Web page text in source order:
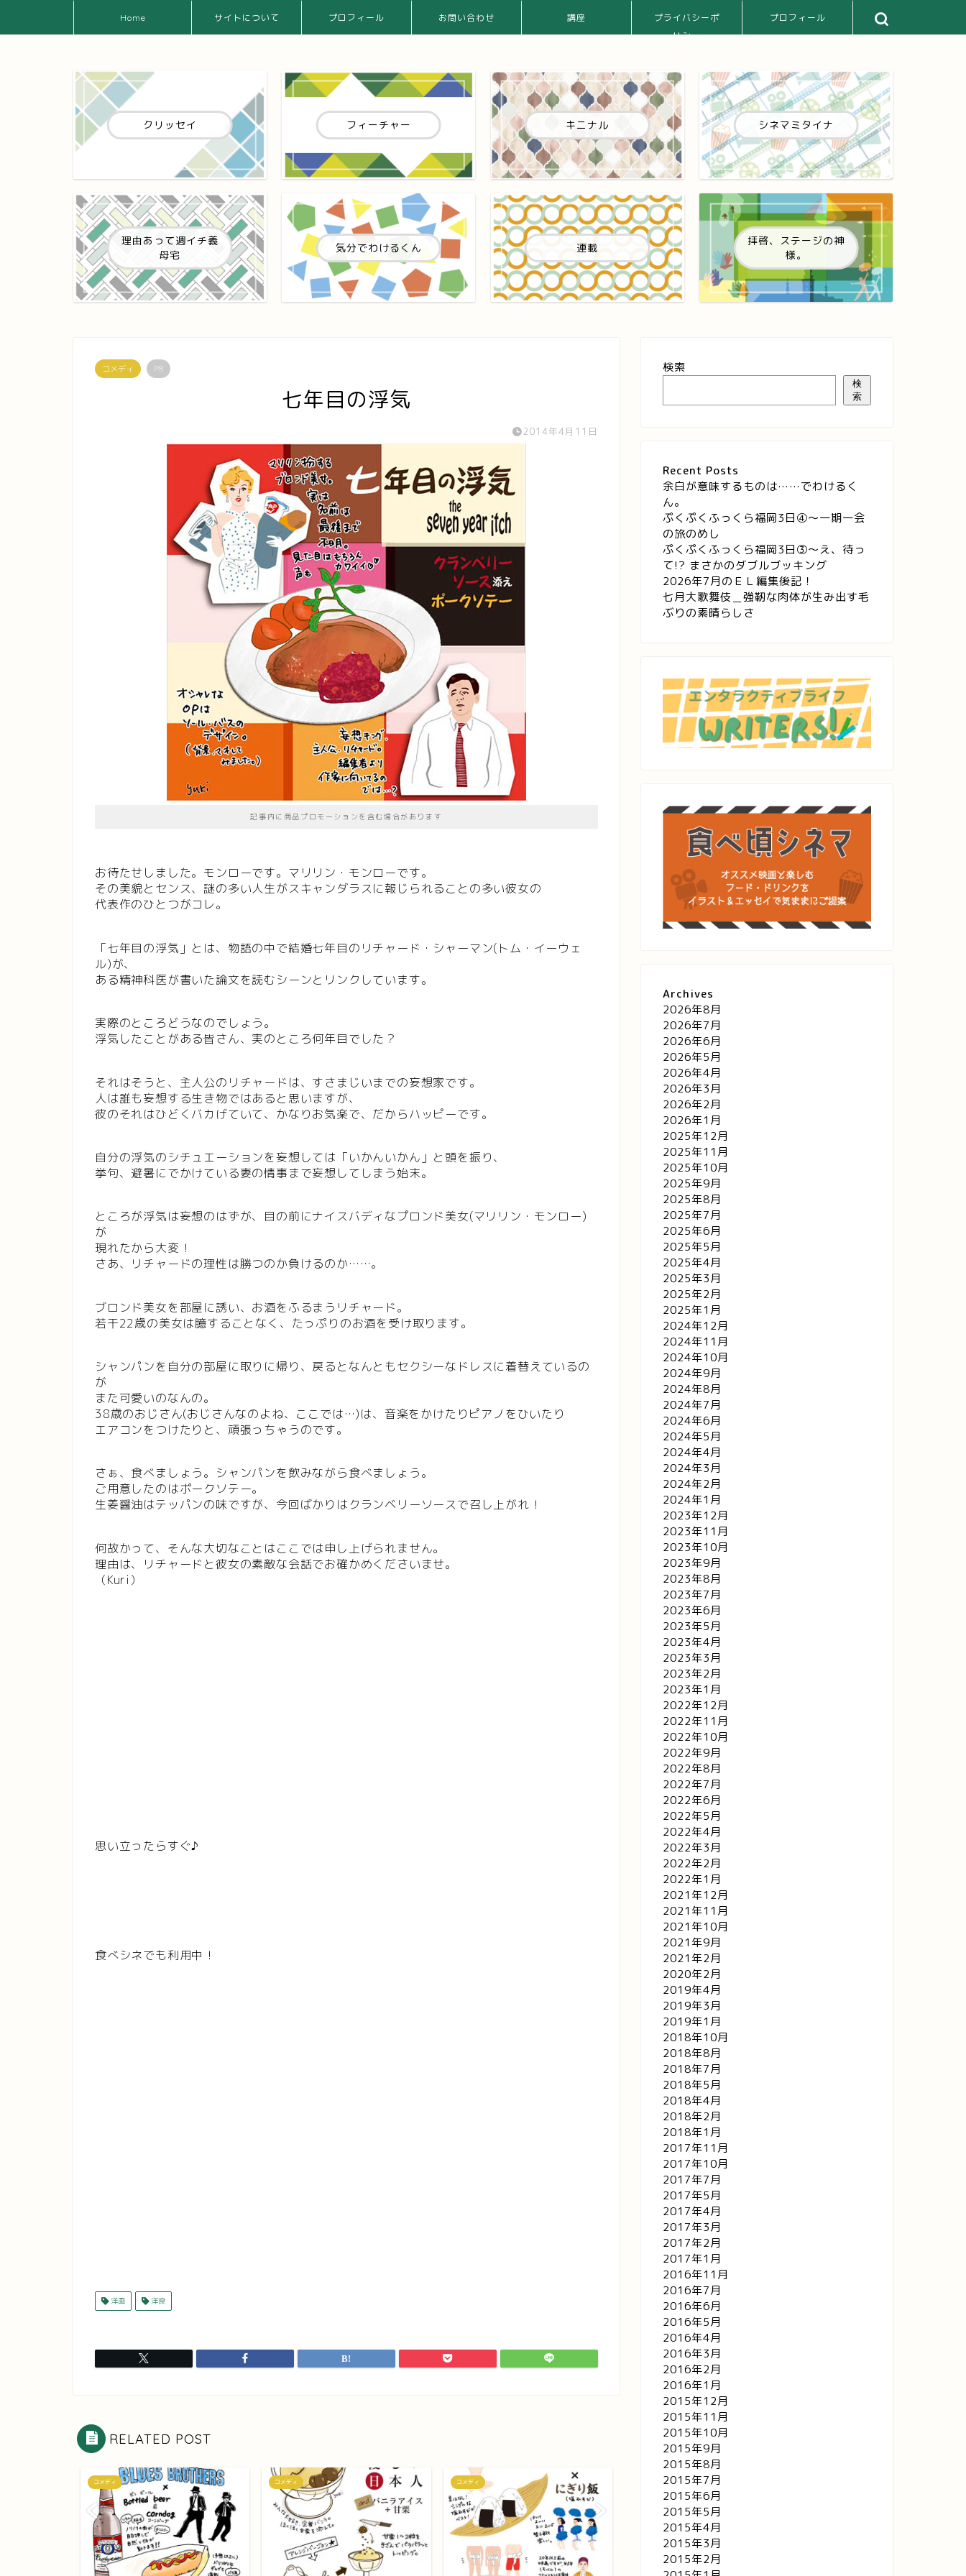
Home サイトについて プロフィール お問い合わせ 講座
プライバシーポ
リシー
プロフィール
クリッセイ フィーチャー キニナル シネマミタイナ
理由あって週イチ義
母宅
気分でわけるくん 連載
拝啓、ステージの神
様。
コメディ PR
七年目の浮気
2014年4月11日
記事内に商品プロモーションを含む場合があります
お待たせしました。モンローです。マリリン・モンローです。
その美貌とセンス、謎の多い人生がスキャンダラスに報じられることの多い彼女の
代表作のひとつがコレ。
「七年目の浮気」とは、物語の中で結婚七年目のリチャード・シャーマン(トム・イーウェ
ル)が、
ある精神科医が書いた論文を読むシーンとリンクしています。
実際のところどうなのでしょう。
浮気したことがある皆さん、実のところ何年目でした？
それはそうと、主人公のリチャードは、すさまじいまでの妄想家です。
人は誰も妄想する生き物ではあると思いますが、
彼のそれはひどくバカげていて、かなりお気楽で、だからハッピーです。
自分の浮気のシチュエーションを妄想しては「いかんいかん」と頭を振り、
挙句、避暑にでかけている妻の情事まで妄想してしまう始末。
ところが浮気は妄想のはずが、目の前にナイスバディなプロンド美女(マリリン・モンロー)
が
現れたから大変！
さあ、リチャードの理性は勝つのか負けるのか……。
ブロンド美女を部屋に誘い、お酒をふるまうリチャード。
若干22歳の美女は臆することなく、たっぷりのお酒を受け取ります。
シャンパンを自分の部屋に取りに帰り、戻るとなんともセクシーなドレスに着替えているの
が
また可愛いのなんの。
38歳のおじさん(おじさんなのよね、ここでは…)は、音楽をかけたりピアノをひいたり
エアコンをつけたりと、頑張っちゃうのです。
さぁ、食べましょう。シャンパンを飲みながら食べましょう。
ご用意したのはポークソテー。
生姜醤油はテッパンの味ですが、今回ばかりはクランベリーソースで召し上がれ！
何故かって、そんな大切なことはここでは申し上げられません。
理由は、リチャードと彼女の素敵な会話でお確かめくださいませ。
（Kuri）
思い立ったらすぐ♪
食べシネでも利用中！
洋画 洋食
RELATED POST
コメディ コメディ コメディ
検索
検
索
Recent Posts
余白が意味するものは……でわけるく
ん。
ぷくぷくふっくら福岡3日④～一期一会
の旅のめし
ぷくぷくふっくら福岡3日③～え、待っ
て!? まさかのダブルブッキング
2026年7月のＥＬ編集後記！
七月大歌舞伎＿強靭な肉体が生み出す毛
ぶりの素晴らしさ
Archives
2026年8月
2026年7月
2026年6月
2026年5月
2026年4月
2026年3月
2026年2月
2026年1月
2025年12月
2025年11月
2025年10月
2025年9月
2025年8月
2025年7月
2025年6月
2025年5月
2025年4月
2025年3月
2025年2月
2025年1月
2024年12月
2024年11月
2024年10月
2024年9月
2024年8月
2024年7月
2024年6月
2024年5月
2024年4月
2024年3月
2024年2月
2024年1月
2023年12月
2023年11月
2023年10月
2023年9月
2023年8月
2023年7月
2023年6月
2023年5月
2023年4月
2023年3月
2023年2月
2023年1月
2022年12月
2022年11月
2022年10月
2022年9月
2022年8月
2022年7月
2022年6月
2022年5月
2022年4月
2022年3月
2022年2月
2022年1月
2021年12月
2021年11月
2021年10月
2021年9月
2021年2月
2020年2月
2019年4月
2019年3月
2019年1月
2018年10月
2018年8月
2018年7月
2018年5月
2018年4月
2018年2月
2018年1月
2017年11月
2017年10月
2017年7月
2017年5月
2017年4月
2017年3月
2017年2月
2017年1月
2016年11月
2016年7月
2016年6月
2016年5月
2016年4月
2016年3月
2016年2月
2016年1月
2015年12月
2015年11月
2015年10月
2015年9月
2015年8月
2015年7月
2015年6月
2015年5月
2015年4月
2015年3月
2015年2月